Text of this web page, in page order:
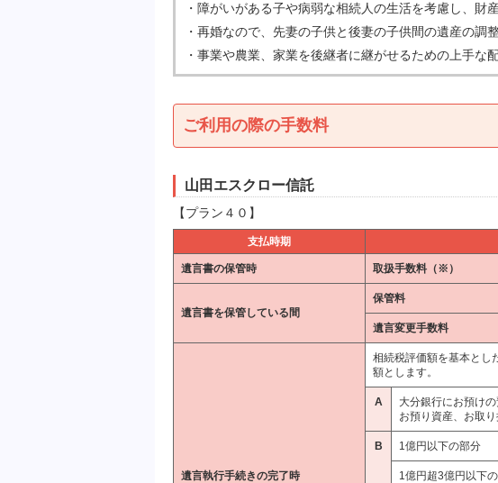
・障がいがある子や病弱な相続人の生活を考慮し、財
・再婚なので、先妻の子供と後妻の子供間の遺産の調
・事業や農業、家業を後継者に継がせるための上手な
ご利用の際の手数料
山田エスクロー信託
【プラン４０】
支払時期
遺言書の保管時 取扱手数料（※）
遺言書を保管している間
保管料
遺言変更手数料
遺言執行手続きの完了時
相続税評価額を基本とし
額とします。
A
大分銀行にお預け
お預り資産、お取
B 1億円以下の部分
1億円超3億円以下